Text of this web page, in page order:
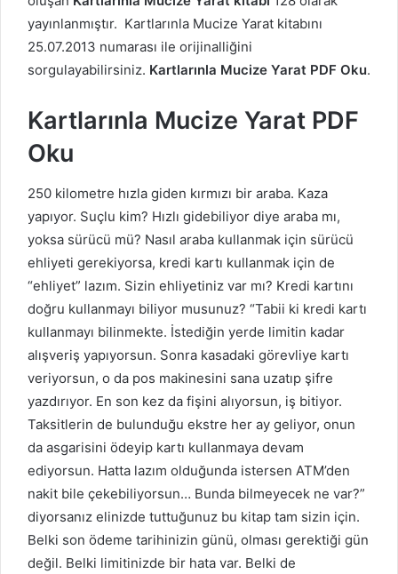
yayınlanmıştır. Kartlarınla Mucize Yarat kitabını
25.07.2013 numarası ile orijinalliğini
sorgulayabilirsiniz. Kartlarınla Mucize Yarat PDF Oku.
Kartlarınla Mucize Yarat PDF
Oku
250 kilometre hızla giden kırmızı bir araba. Kaza
yapıyor. Suçlu kim? Hızlı gidebiliyor diye araba mı,
yoksa sürücü mü? Nasıl araba kullanmak için sürücü
ehliyeti gerekiyorsa, kredi kartı kullanmak için de
“ehliyet” lazım. Sizin ehliyetiniz var mı? Kredi kartını
doğru kullanmayı biliyor musunuz? “Tabii ki kredi kartı
kullanmayı bilinmekte. İstediğin yerde limitin kadar
alışveriş yapıyorsun. Sonra kasadaki görevliye kartı
veriyorsun, o da pos makinesini sana uzatıp şifre
yazdırıyor. En son kez da fişini alıyorsun, iş bitiyor.
Taksitlerin de bulunduğu ekstre her ay geliyor, onun
da asgarisini ödeyip kartı kullanmaya devam
ediyorsun. Hatta lazım olduğunda istersen ATM’den
nakit bile çekebiliyorsun… Bunda bilmeyecek ne var?”
diyorsanız elinizde tuttuğunuz bu kitap tam sizin için.
Belki son ödeme tarihinizin günü, olması gerektiği gün
değil. Belki limitinizde bir hata var. Belki de